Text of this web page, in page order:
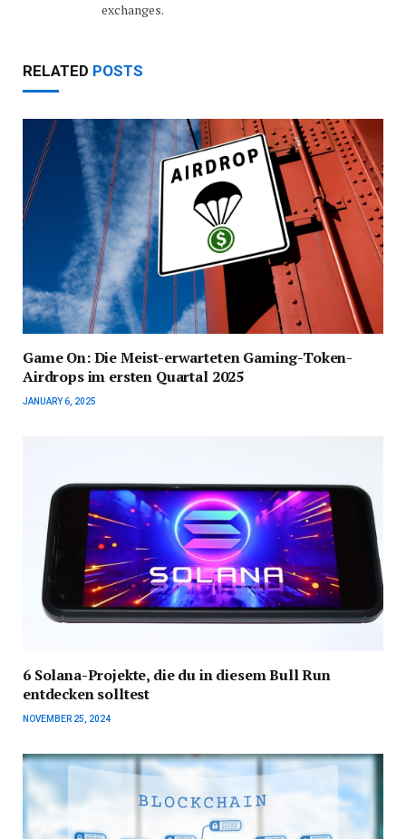
exchanges.
RELATED POSTS
Game On: Die Meist-erwarteten Gaming-Token-
Airdrops im ersten Quartal 2025
JANUARY 6, 2025
6 Solana-Projekte, die du in diesem Bull Run
entdecken solltest
NOVEMBER 25, 2024